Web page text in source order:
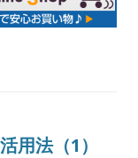
法（1）